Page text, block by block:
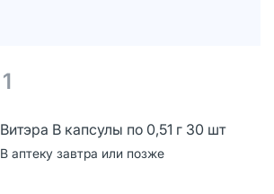
1
Витэра В капсулы по 0,51 г 30 шт
В аптеку завтра или позже